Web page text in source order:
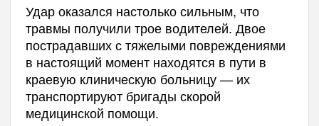
Удар оказался настолько сильным, что
травмы получили трое водителей. Двое
пострадавших с тяжелыми повреждениями
в настоящий момент находятся в пути в
краевую клиническую больницу — их
транспортируют бригады скорой
медицинской помощи.